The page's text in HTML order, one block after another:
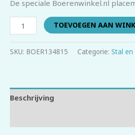
De speciale Boerenwinkel.nl
TOEVOEGEN AAN
SKU: BOER134815 Categorie: Stal en
Beschrijving